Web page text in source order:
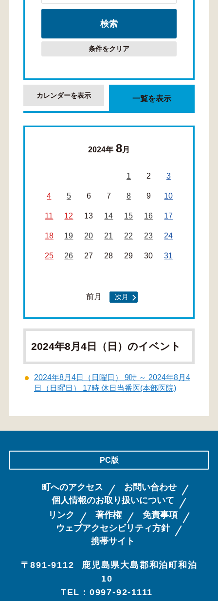
条件をクリア
カレンダーを表示 一覧を表示
2024年 8月
1 2 3
4 5 6 7 8 9 10
11 12 13 14 15 16 17
18 19 20 21 22 23 24
25 26 27 28 29 30 31
前月 次月
2024年8月4日（日）のイベント
2024年8月4日（日曜日） 9時 ～ 2024年8月4
日（日曜日） 17時 休日当番医(本部医院)
PC版
町へのアクセス
お問い合わせ
個人情報のお取り扱いについて
リンク
著作権
免責事項
ウェブアクセシビリティ方針
携帯サイト
〒891-9112
鹿児島県大島郡和泊町和泊
10
TEL：0997-92-1111